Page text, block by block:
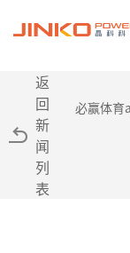
返
回
新
闻
列
表
必赢体育